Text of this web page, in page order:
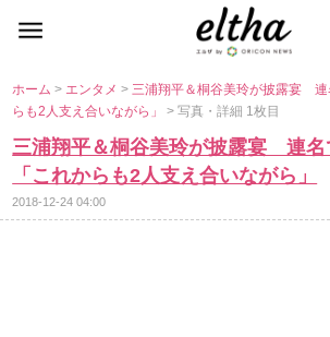
ホーム> エンタメ>三浦翔平＆桐谷美玲が披露宴 連
らも2人支え合いながら」> 写真・詳細 1枚目
三浦翔平＆桐谷美玲が披露宴 連名
「これからも2人支え合いながら」
2018-12-24 04:00